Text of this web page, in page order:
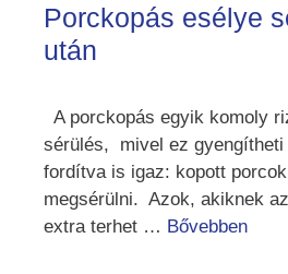
Porckopás esélye
után
A porckopás egyik komoly
sérülés, mivel ez
fordítva is igaz: kopott
megsérülni. Azok, akiknek
extra terhet … Bővebben